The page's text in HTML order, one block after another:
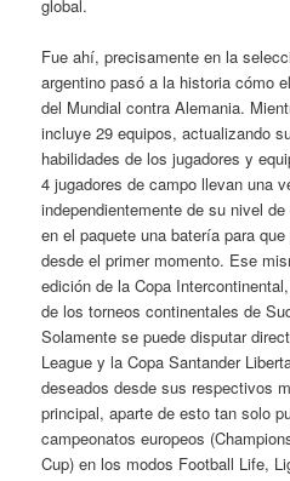
global.
Fue ahí, precisamente en la
argentino pasó a la historia cómo
del Mundial contra Alemania.
incluye 29 equipos, actualizando
habilidades de los jugadores y
4 jugadores de campo llevan una
independientemente de su nivel
en el paquete una batería para
desde el primer momento. Ese
edición de la Copa
de los torneos continentales de
Solamente se puede disputar
League y la Copa Santander
deseados desde sus respectivos
principal, aparte de esto tan solo
campeonatos europeos
Cup) en los modos Football Life,